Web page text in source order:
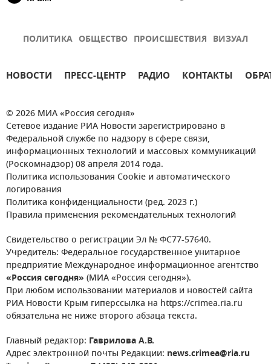
ПОЛИТИКА ОБЩЕСТВО ПРОИСШЕСТВИЯ ВИЗУАЛ
НОВОСТИ ПРЕСС-ЦЕНТР РАДИО КОНТАКТЫ
© 2026 МИА «Россия сегодня»
Сетевое издание РИА Новости зарегистрировано в
Федеральной службе по надзору в сфере связи,
информационных технологий и массовых коммуникаций
(Роскомнадзор) 08 апреля 2014 года.
Политика использования Cookie и автоматического
логирования
Политика конфиденциальности (ред. 2023 г.)
Правила применения рекомендательных технологий
Свидетельство о регистрации Эл № ФС77-57640.
Учредитель: Федеральное государственное унитарное
предприятие Международное информационное агентство
«Россия сегодня» (МИА «Россия сегодня»).
При любом использовании материалов и новостей сайта
РИА Новости Крым гиперссылка на https://crimea.ria.ru
обязательна не ниже второго абзаца текста.
Главный редактор: Гаврилова А.В.
Адрес электронной почты Редакции: news.crimea@ria.ru